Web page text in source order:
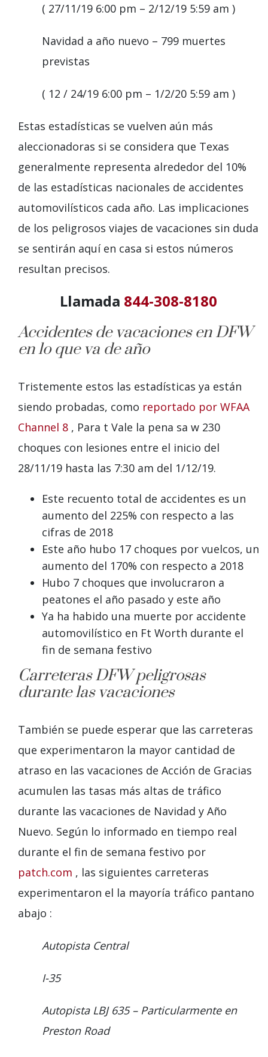
( 27/11/19 6:00 pm – 2/12/19 5:59 am )
Navidad a año nuevo – 799 muertes
previstas
( 12 / 24/19 6:00 pm – 1/2/20 5:59 am )
Estas estadísticas se vuelven aún más
aleccionadoras si se considera que Texas
generalmente representa alrededor del 10%
de las estadísticas nacionales de accidentes
automovilísticos cada año. Las implicaciones
de los peligrosos viajes de vacaciones sin duda
se sentirán aquí en casa si estos números
resultan precisos.
Llamada 844-308-8180
Accidentes de vacaciones en DFW
en lo que va de año
Tristemente estos las estadísticas ya están
siendo probadas, como reportado por WFAA
Channel 8 , Para t Vale la pena sa w 230
choques con lesiones entre el inicio del
28/11/19 hasta las 7:30 am del 1/12/19.
Este recuento total de accidentes es un
aumento del 225% con respecto a las
cifras de 2018
Este año hubo 17 choques por vuelcos, un
aumento del 170% con respecto a 2018
Hubo 7 choques que involucraron a
peatones el año pasado y este año
Ya ha habido una muerte por accidente
automovilístico en Ft Worth durante el
fin de semana festivo
Carreteras DFW peligrosas
durante las vacaciones
También se puede esperar que las carreteras
que experimentaron la mayor cantidad de
atraso en las vacaciones de Acción de Gracias
acumulen las tasas más altas de tráfico
durante las vacaciones de Navidad y Año
Nuevo. Según lo informado en tiempo real
durante el fin de semana festivo por
patch.com , las siguientes carreteras
experimentaron el la mayoría tráfico pantano
abajo :
Autopista Central
I-35
Autopista LBJ 635 – Particularmente en
Preston Road